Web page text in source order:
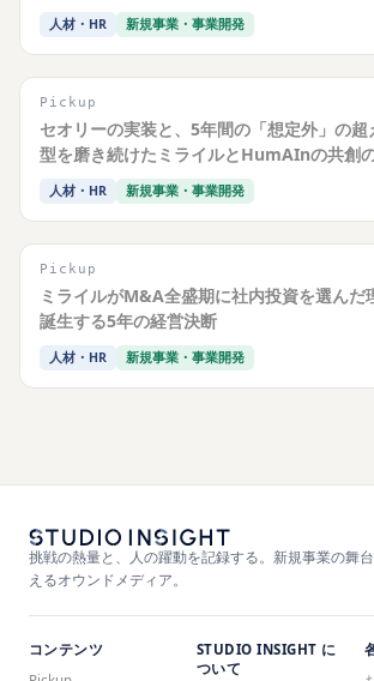
人材・HR 新規事業・事業開発
Pickup
セオリーの実装と、5年間の「想定外」の
型を磨き続けたミライルとHumAInの共創
人材・HR 新規事業・事業開発
Pickup
ミライルがM&A全盛期に社内投資を選んだ
誕生する5年の経営決断
人材・HR 新規事業・事業開発
挑戦の熱量と、人の躍動を記録する。新規事業の舞
えるオウンドメディア。
コンテンツ
STUDIO INSIGHT に
ついて